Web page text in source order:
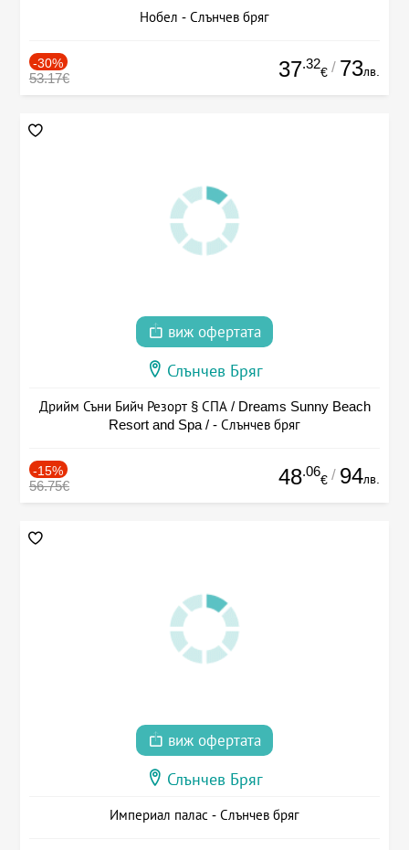
Нобел - Слънчев бряг
-30%
53.17€ 37.32
€ / 73лв.
виж офертата
Слънчев Бряг
Дрийм Съни Бийч Резорт § СПА / Dreams Sunny Beach
Resort and Spa / - Слънчев бряг
-15%
56.75€ 48.06
€ / 94лв.
виж офертата
Слънчев Бряг
Империал палас - Слънчев бряг